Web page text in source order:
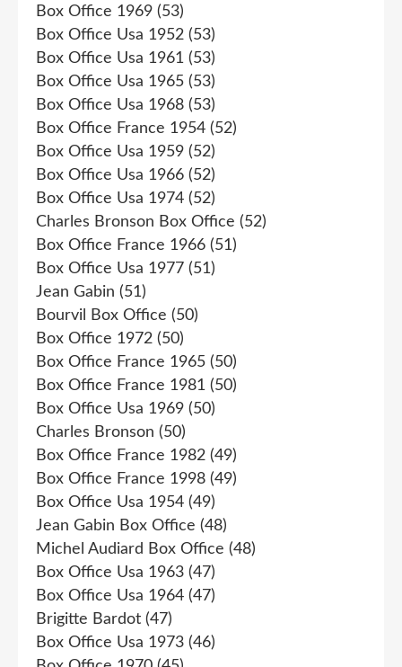
Box Office 1969 (53)
Box Office Usa 1952 (53)
Box Office Usa 1961 (53)
Box Office Usa 1965 (53)
Box Office Usa 1968 (53)
Box Office France 1954 (52)
Box Office Usa 1959 (52)
Box Office Usa 1966 (52)
Box Office Usa 1974 (52)
Charles Bronson Box Office (52)
Box Office France 1966 (51)
Box Office Usa 1977 (51)
Jean Gabin (51)
Bourvil Box Office (50)
Box Office 1972 (50)
Box Office France 1965 (50)
Box Office France 1981 (50)
Box Office Usa 1969 (50)
Charles Bronson (50)
Box Office France 1982 (49)
Box Office France 1998 (49)
Box Office Usa 1954 (49)
Jean Gabin Box Office (48)
Michel Audiard Box Office (48)
Box Office Usa 1963 (47)
Box Office Usa 1964 (47)
Brigitte Bardot (47)
Box Office Usa 1973 (46)